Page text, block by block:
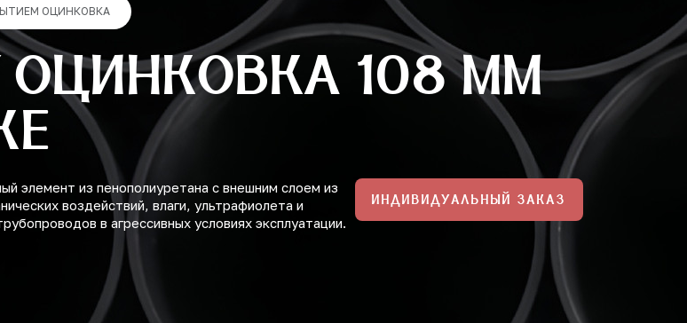
ОЦИНКОВКА
108 ММ
элемент из пенополиуретана с внешним слоем из
воздействий, влаги, ультрафиолета и
в агрессивных условиях эксплуатации.
ИНДИВИДУАЛЬНЫЙ ЗАКАЗ